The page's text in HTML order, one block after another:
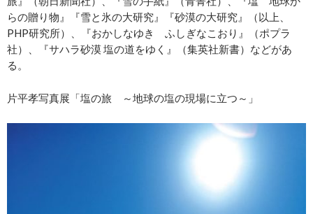
らの贈り物』『雪と氷の大研究』『砂漠の大研究』（以上、
PHP研究所）、『おかしなゆき ふしぎなこおり』（ポプラ
社）、『サハラ砂漠 塩の道をゆく』（集英社新書）などがあ
る。
片平孝写真展「塩の旅 ～地球の塩の現場に立つ～」